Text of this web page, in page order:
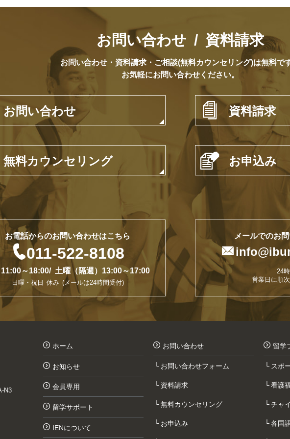
お問い合わせ / 資料請求
お問い合わせ・資料請求・ご相談(無料カウンセリング)は無料で
お気軽にお問い合わせください。
お問い合わせ  資料請求
無料カウンセリング  お申込み
お電話からのお問い合わせはこちら
011-522-8108
～18:00/ 土曜（隔週）13:00～17:00
日曜・祝日 休み (メールは24時間受付)
メールでのお

24
営業日に順
ホーム
お知らせ
会員専用
留学サポート
IENについて
お問い合わせ
お問い合わせフォーム
資料請求
無料カウンセリング
お申込み
留学
スポ
看護
チャ
各国
N3